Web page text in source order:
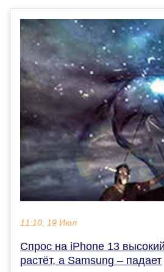
11:10, 19 Июл
Спрос на iPhone 13
растёт, а Samsung – падает